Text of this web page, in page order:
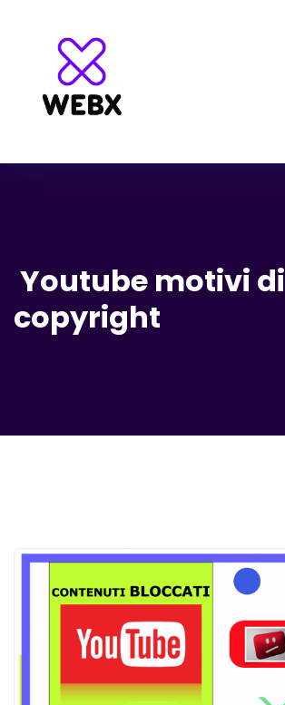
Youtube motivi di
copyright